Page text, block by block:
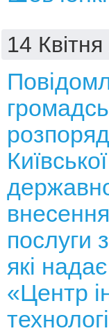
14
послуги
які
«Центр